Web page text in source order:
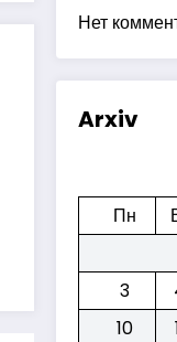
Нет
Arxiv
Пн
3
10